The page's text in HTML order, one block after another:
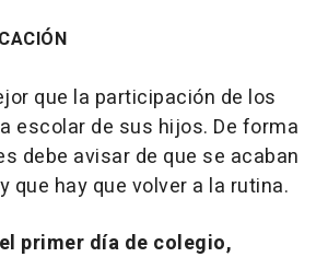
que la participación de los
escolar de sus hijos. De forma
debe avisar de que se acaban
que hay que volver a la rutina.
primer día de colegio,